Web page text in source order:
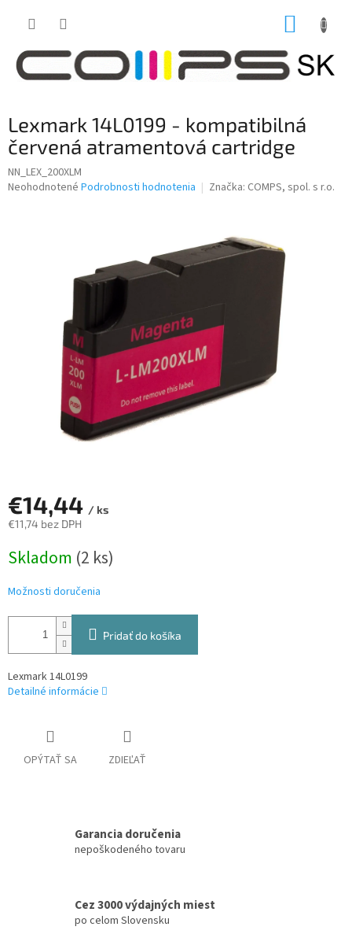
Lexmark 14L0199 - kompatibilná
červená atramentová cartridge
NN_LEX_200XLM
Priemerné
Neohodnotené Podrobnosti hodnotenia Značka: COMPS, spol. s r.o.
€14,44 / ks
€11,74 bez DPH
cena:
Skladom (2 ks)
Možnosti doručenia
Pridať do košíka
Lexmark 14L0199
Detailné informácie
OPÝTAŤ SA ZDIEĽAŤ
Garancia doručenia
nepoškodeného tovaru
Cez 3000 výdajných miest
po celom Slovensku